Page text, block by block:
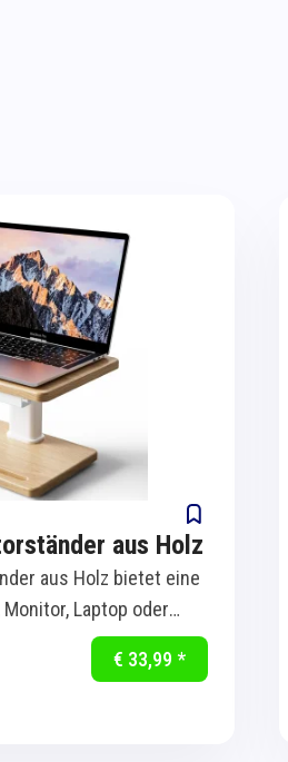
aus Holz
aus Holz bietet eine
Laptop oder
auf Augenhöhe zu...
€ 33,99 *